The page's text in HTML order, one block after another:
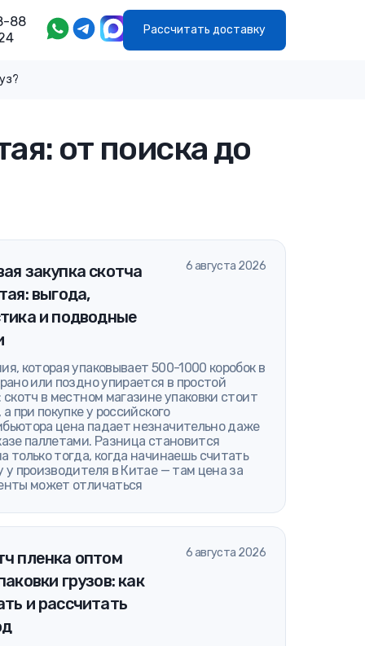
88
Рассчитать доставку
от поиска до
закупка скотча
выгода,
и подводные
6 августа 2026
которая упаковывает 500-1000 коробок в
или поздно упирается в простой
скотч в местном магазине упаковки стоит
а при покупке у российского
цена падает незначительно даже
паллетами. Разница становится
только тогда, когда начинаешь считать
у производителя в Китае — там цена за
может отличаться
пленка оптом
грузов: как
и рассчитать
6 августа 2026